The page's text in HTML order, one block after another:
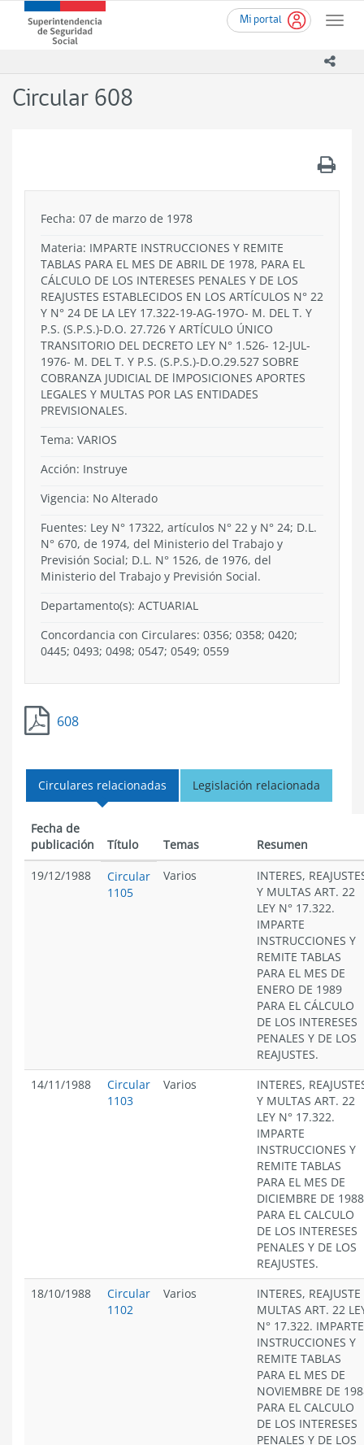
contenido
Mi portal
Toggle
Superintendencia
de
-
Circular 608
Fecha: 07 de marzo de 1978
Materia: IMPARTE INSTRUCCIONES Y REMITE
TABLAS PARA EL MES DE ABRIL DE 1978, PARA EL
CÁLCULO DE LOS INTERESES PENALES Y DE LOS
REAJUSTES ESTABLECIDOS EN LOS ARTÍCULOS N° 22
Y N° 24 DE LA LEY 17.322-19-AG-197O- M. DEL T. Y
P.S. (S.P.S.)-D.O. 27.726 Y ARTÍCULO ÚNICO
TRANSITORIO DEL DECRETO LEY N° 1.526- 12-JUL-
1976- M. DEL T. Y P.S. (S.P.S.)-D.O.29.527 SOBRE
COBRANZA JUDICIAL DE lMPOSICIONES APORTES
LEGALES Y MULTAS POR LAS ENTIDADES
PREVISIONALES.
Tema: VARIOS
Acción: Instruye
Vigencia: No Alterado
Fuentes: Ley N° 17322, artículos N° 22 y N° 24; D.L.
N° 670, de 1974, del Ministerio del Trabajo y
Previsión Social; D.L. N° 1526, de 1976, del
Ministerio del Trabajo y Previsión Social.
Departamento(s): ACTUARIAL
Concordancia con Circulares: 0356; 0358; 0420;
0445; 0493; 0498; 0547; 0549; 0559
608
Circulares relacionadas Legislación relacionada
Fecha de
publicación
Título Temas
Resumen
19/12/1988
Circular
1105
Varios
INTERES,
Y MULTAS ART. 22
LEY N° 17.322.
IMPARTE
INSTRUCCIONES Y
REMITE TABLAS
PARA EL MES DE
ENERO DE 1989
PARA EL CÁLCULO
DE LOS INTERESES
PENALES Y DE LOS
REAJUSTES.
14/11/1988
Circular
1103
Varios
INTERES,
Y MULTAS ART. 22
LEY N° 17.322.
IMPARTE
INSTRUCCIONES Y
REMITE TABLAS
PARA EL MES DE
DICIEMBRE DE 1988
PARA EL CALCULO
DE LOS INTERESES
PENALES Y DE LOS
REAJUSTES.
18/10/1988
Circular
1102
Varios
INTERES, REAJUSTE
MULTAS ART. 22
N° 17.322. IMPARTE
INSTRUCCIONES Y
REMITE TABLAS
PARA EL MES DE
NOVIEMBRE DE
PARA EL CALCULO
DE LOS INTERESES
PENALES Y DE LOS